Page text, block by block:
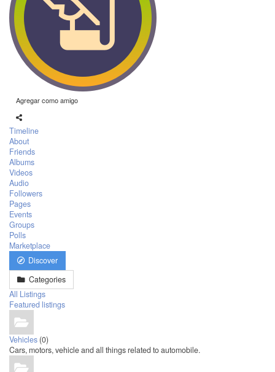
Agregar como amigo
Timeline
About
Friends
Albums
Videos
Audio
Followers
Pages
Events
Groups
Polls
Marketplace
Discover
Categories
All Listings
Featured listings
Vehicles (0)
Cars, motors, vehicle and all things related to automobile.